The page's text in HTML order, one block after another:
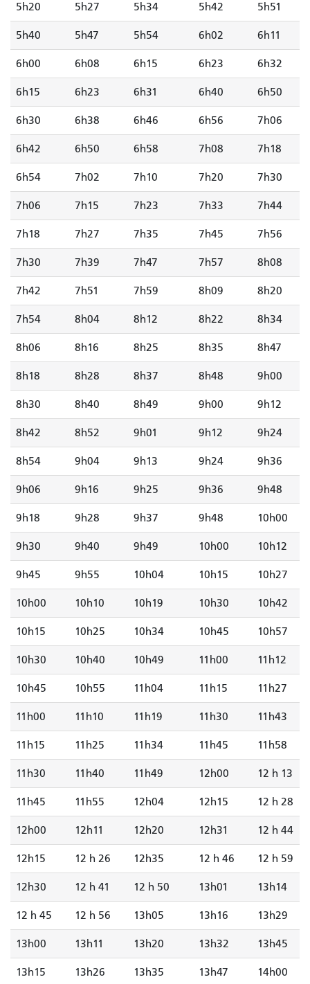
5h20 5h27 5h34 5h42 5h51
5h40 5h47 5h54 6h02 6h11
6h00 6h08 6h15 6h23 6h32
6h15 6h23 6h31 6h40 6h50
6h30 6h38 6h46 6h56 7h06
6h42 6h50 6h58 7h08 7h18
6h54 7h02 7h10 7h20 7h30
7h06 7h15 7h23 7h33 7h44
7h18 7h27 7h35 7h45 7h56
7h30 7h39 7h47 7h57 8h08
7h42 7h51 7h59 8h09 8h20
7h54 8h04 8h12 8h22 8h34
8h06 8h16 8h25 8h35 8h47
8h18 8h28 8h37 8h48 9h00
8h30 8h40 8h49 9h00 9h12
8h42 8h52 9h01 9h12 9h24
8h54 9h04 9h13 9h24 9h36
9h06 9h16 9h25 9h36 9h48
9h18 9h28 9h37 9h48 10h00
9h30 9h40 9h49 10h00 10h12
9h45 9h55 10h04 10h15 10h27
10h00 10h10 10h19 10h30 10h42
10h15 10h25 10h34 10h45 10h57
10h30 10h40 10h49 11h00 11h12
10h45 10h55 11h04 11h15 11h27
11h00 11h10 11h19 11h30 11h43
11h15 11h25 11h34 11h45 11h58
11h30 11h40 11h49 12h00 12 h 13
11h45 11h55 12h04 12h15 12 h 28
12h00 12h11 12h20 12h31 12 h 44
12h15 12 h 26 12h35 12 h 46 12 h 59
12h30 12 h 41 12 h 50 13h01 13h14
12 h 45 12 h 56 13h05 13h16 13h29
13h00 13h11 13h20 13h32 13h45
13h15 13h26 13h35 13h47 14h00